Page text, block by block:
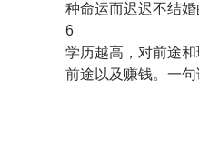
种命运而迟迟不结
6
学历越高，对前途
前途以及赚钱。一句